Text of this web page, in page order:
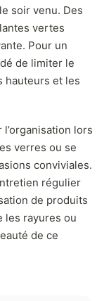
soir venu. Des
vertes
Pour un
de limiter le
hauteurs et les
lors
verres ou se
conviviales.
régulier
de produits
les rayures ou
de ce